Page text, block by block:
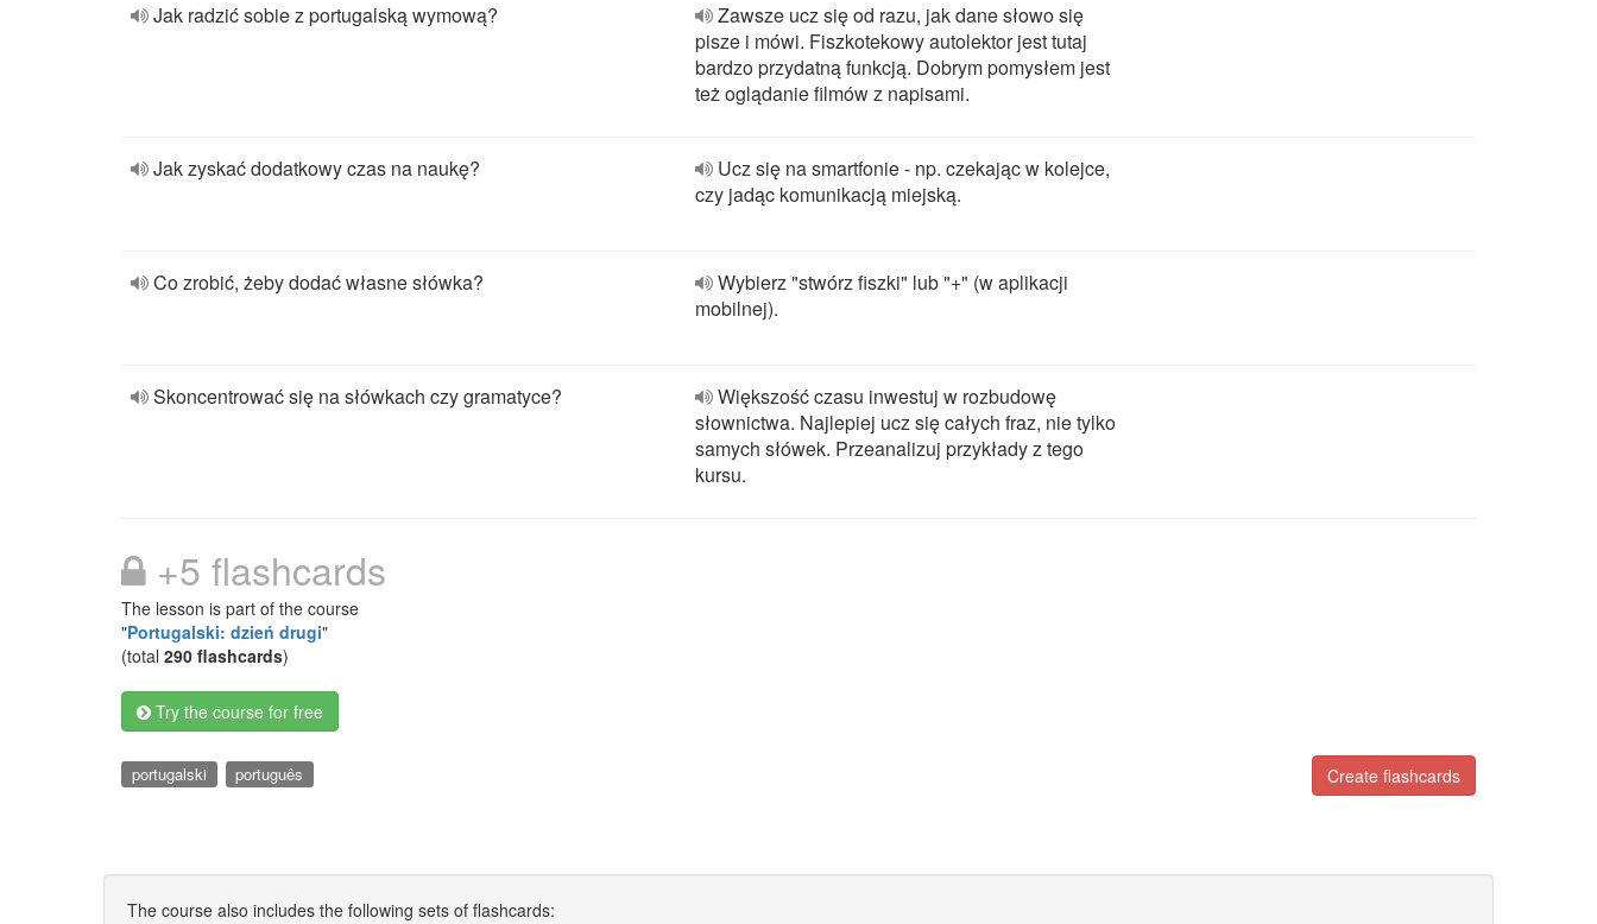
Jak radzić sobie z portugalską wymową?
Zawsze ucz się od razu, jak dane słowo się
pisze i mówi. Fiszkotekowy autolektor jest tutaj
bardzo przydatną funkcją. Dobrym pomysłem jest
też oglądanie filmów z napisami.
Jak zyskać dodatkowy czas na naukę?
Ucz się na smartfonie - np. czekając w kolejce,
czy jadąc komunikacją miejską.
Co zrobić, żeby dodać własne słówka?
Wybierz "stwórz fiszki" lub "+" (w aplikacji
mobilnej).
Skoncentrować się na słówkach czy gramatyce?
Większość czasu inwestuj w rozbudowę
słownictwa. Najlepiej ucz się całych fraz, nie tylko
samych słówek. Przeanalizuj przykłady z tego
kursu.
+5 flashcards
The lesson is part of the course
"Portugalski: dzień drugi"
(total 290 flashcards)
Try the course for free
Create flashcards
portugalski português
The course also includes the following sets of flashcards: